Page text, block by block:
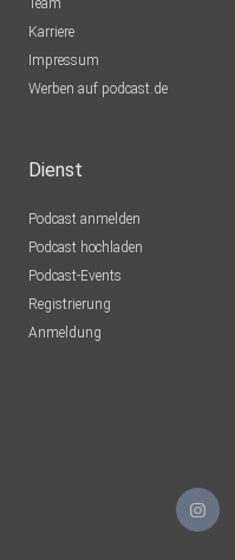
Team
Karriere
Impressum
Werben auf podcast.de
Dienst
Podcast anmelden
Podcast hochladen
Podcast-Events
Registrierung
Anmeldung